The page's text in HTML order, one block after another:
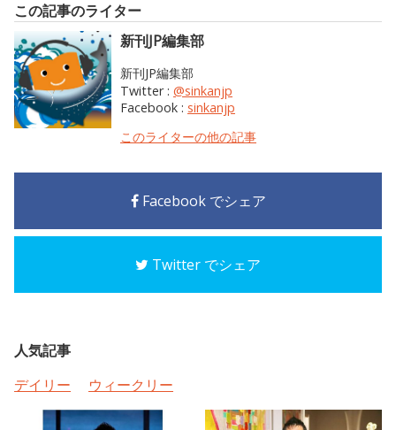
この記事のライター
新刊JP編集部
新刊JP編集部
Twitter : @sinkanjp
Facebook : sinkanjp
このライターの他の記事
Facebook でシェア
Twitter でシェア
人気記事
デイリー
ウィークリー